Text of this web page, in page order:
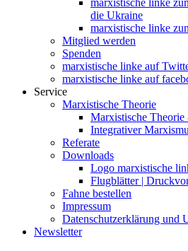
die Ukraine
marxistische linke
Mitglied werden
Spenden
marxistische linke auf
marxistische linke auf
Service
Marxistische Theorie
Marxistische Theorie
Integrativer
Referate
Downloads
Logo marxistische
Flugblätter |
Fahne bestellen
Impressum
Datenschutzerklärung und
Newsletter